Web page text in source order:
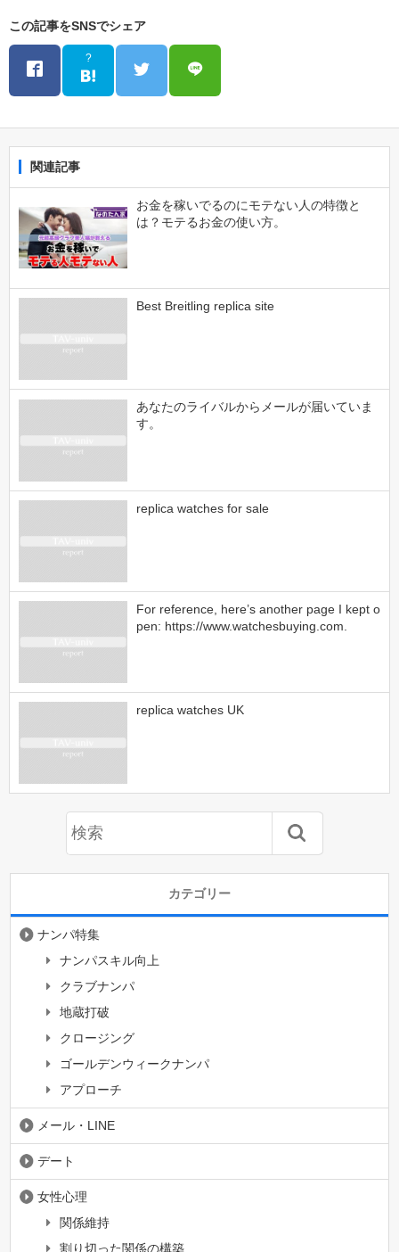
この記事をSNSでシェア
?
関連記事
お金を稼いでるのにモテない人の特徴と
は？モテるお金の使い方。
Best Breitling replica site
あなたのライバルからメールが届いていま
す。
replica watches for sale
For reference, here’s another page I kept o
pen: https://www.watchesbuying.com.
replica watches UK
カテゴリー
ナンパ特集
ナンパスキル向上
クラブナンパ
地蔵打破
クロージング
ゴールデンウィークナンパ
アプローチ
メール・LINE
デート
女性心理
関係維持
割り切った関係の構築